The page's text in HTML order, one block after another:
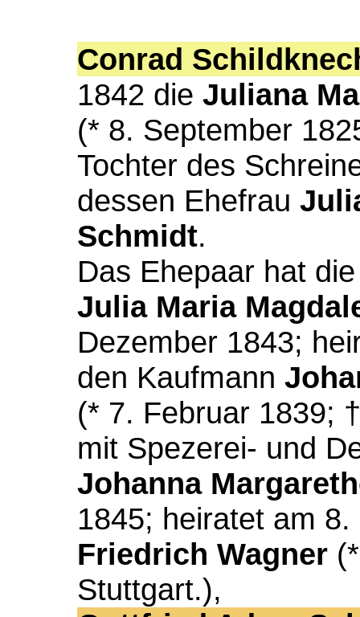
Conrad
1842 die Juliana
(* 8. September
Tochter des
dessen Ehefrau
Schmidt.
Das Ehepaar hat
Julia Maria
Dezember 1843;
den Kaufmann
(* 7. Februar 1839;
mit Spezerei- und
Johanna
1845; heiratet am
Friedrich Wagner
Stuttgart.),